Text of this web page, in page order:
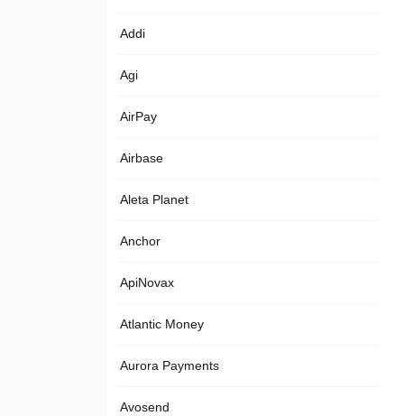
Addi
Agi
AirPay
Airbase
Aleta Planet
Anchor
ApiNovax
Atlantic Money
Aurora Payments
Avosend